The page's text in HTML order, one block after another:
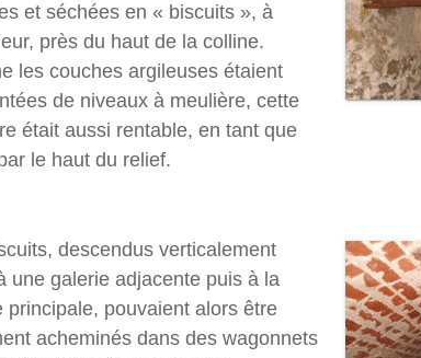
et séchées en « biscuits », à
près du haut de la colline.
les couches argileuses étaient
de niveaux à meulière, cette
était aussi rentable, en tant que
le haut du relief.
descendus verticalement
une galerie adjacente puis à la
principale, pouvaient alors être
acheminés dans des wagonnets